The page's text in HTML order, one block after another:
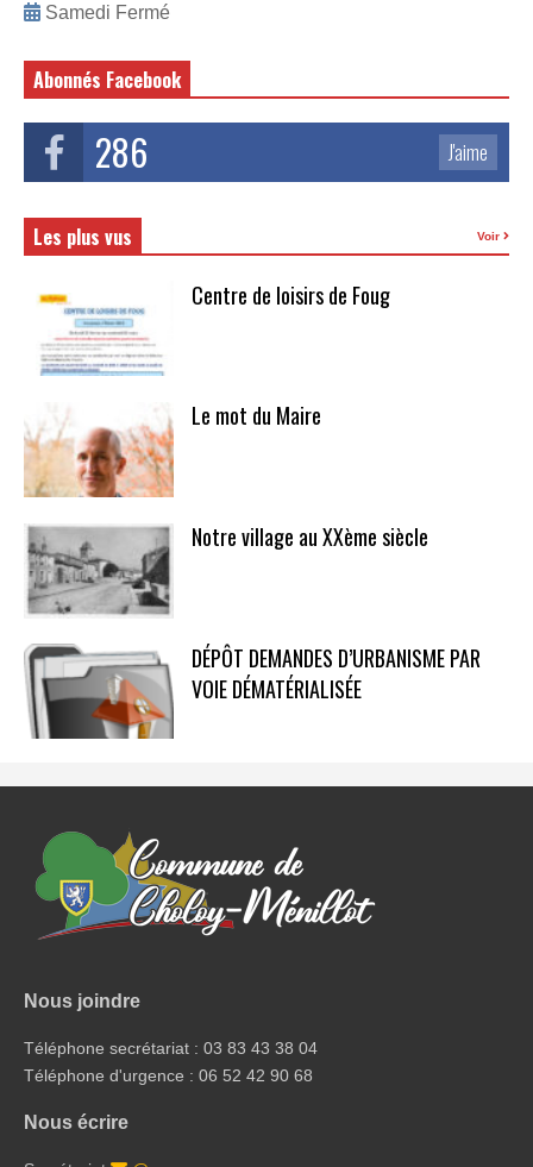
Samedi Fermé
Abonnés Facebook
286 J'aime
Les plus vus Voir
Centre de loisirs de Foug
Le mot du Maire
Notre village au XXème siècle
DÉPÔT DEMANDES D’URBANISME PAR
VOIE DÉMATÉRIALISÉE
Nous joindre
Téléphone secrétariat : 03 83 43 38 04
Téléphone d'urgence : 06 52 42 90 68
Nous écrire